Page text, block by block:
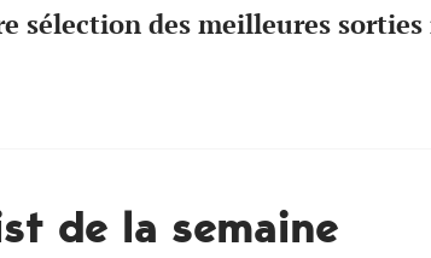
sélection des meilleures sorties
de la semaine